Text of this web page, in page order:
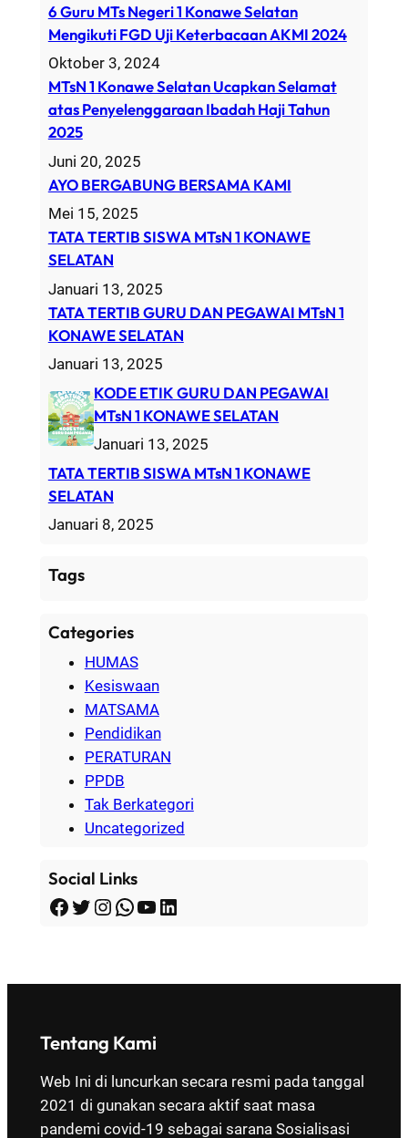
c
h
6 Guru MTs Negeri 1 Konawe Selatan
Mengikuti FGD Uji Keterbacaan AKMI 2024
Oktober 3, 2024
MTsN 1 Konawe Selatan Ucapkan Selamat
atas Penyelenggaraan Ibadah Haji Tahun
2025
Juni 20, 2025
AYO BERGABUNG BERSAMA KAMI
Mei 15, 2025
TATA TERTIB SISWA MTsN 1 KONAWE
SELATAN
Januari 13, 2025
TATA TERTIB GURU DAN PEGAWAI MTsN 1
KONAWE SELATAN
Januari 13, 2025
KODE ETIK GURU DAN PEGAWAI
MTsN 1 KONAWE SELATAN
Januari 13, 2025
TATA TERTIB SISWA MTsN 1 KONAWE
SELATAN
Januari 8, 2025
Tags
Categories
HUMAS
Kesiswaan
MATSAMA
Pendidikan
PERATURAN
PPDB
Tak Berkategori
Uncategorized
Social Links
Facebook Twitter Instagram WhatsApp YouTube LinkedIn
Tentang Kami
Web Ini di luncurkan secara resmi pada tanggal
2021 di gunakan secara aktif saat masa
pandemi covid-19 sebagai sarana Sosialisasi